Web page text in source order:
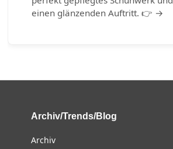
einen glänzenden Auftritt. 👉 →
Archiv/Trends/Blog
Archiv